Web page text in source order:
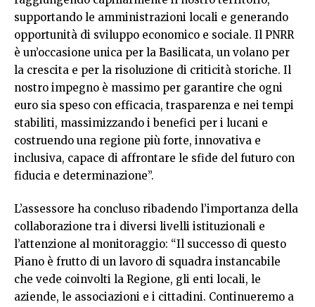
supportando le amministrazioni locali e generando
opportunità di sviluppo economico e sociale. Il PNRR
è un’occasione unica per la Basilicata, un volano per
la crescita e per la risoluzione di criticità storiche. Il
nostro impegno è massimo per garantire che ogni
euro sia speso con efficacia, trasparenza e nei tempi
stabiliti, massimizzando i benefici per i lucani e
costruendo una regione più forte, innovativa e
inclusiva, capace di affrontare le sfide del futuro con
fiducia e determinazione”.
L’assessore ha concluso ribadendo l’importanza della
collaborazione tra i diversi livelli istituzionali e
l’attenzione al monitoraggio: “Il successo di questo
Piano è frutto di un lavoro di squadra instancabile
che vede coinvolti la Regione, gli enti locali, le
aziende, le associazioni e i cittadini. Continueremo a